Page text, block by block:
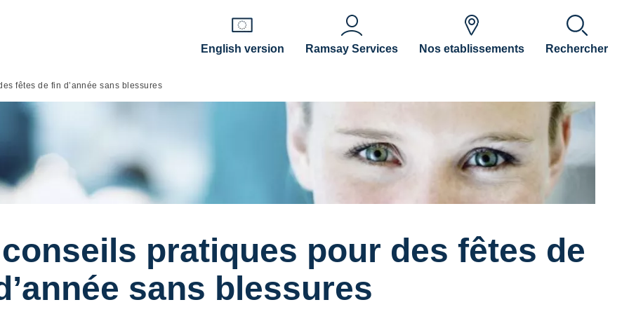
English version
Ramsay Services Nos etablissements Rechercher
fêtes de fin d’année sans blessures
pratiques pour des fêtes de
sans blessures